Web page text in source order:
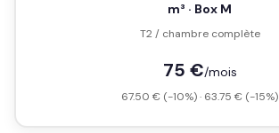
m³ · Box M
T2 / chambre complète
75 €/mois
67.50 € (-10%) · 63.75 € (-15%)